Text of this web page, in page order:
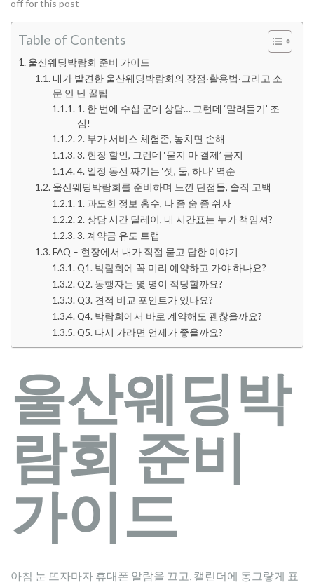
off for this post
Table of Contents
울산웨딩박람회 준비 가이드
내가 발견한 울산웨딩박람회의 장점·활용법·그리고 소
문 안 난 꿀팁
1. 한 번에 수십 군데 상담… 그런데 ‘말려들기’ 조
심!
2. 부가 서비스 체험존, 놓치면 손해
3. 현장 할인, 그런데 ‘묻지 마 결제’ 금지
4. 일정 동선 짜기는 ‘셋, 둘, 하나’ 역순
울산웨딩박람회를 준비하며 느낀 단점들, 솔직 고백
1. 과도한 정보 홍수, 나 좀 숨 좀 쉬자
2. 상담 시간 딜레이, 내 시간표는 누가 책임져?
3. 계약금 유도 트랩
FAQ – 현장에서 내가 직접 묻고 답한 이야기
Q1. 박람회에 꼭 미리 예약하고 가야 하나요?
Q2. 동행자는 몇 명이 적당할까요?
Q3. 견적 비교 포인트가 있나요?
Q4. 박람회에서 바로 계약해도 괜찮을까요?
Q5. 다시 가라면 언제가 좋을까요?
울산웨딩박
람회 준비
가이드
아침 눈 뜨자마자 휴대폰 알람을 끄고, 캘린더에 동그랗게 표